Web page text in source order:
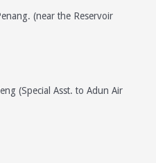
(near the Reservoir
(Special Asst. to Adun Air